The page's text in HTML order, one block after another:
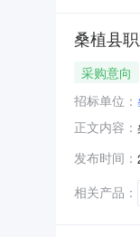
桑植县
采购意向
招标单位：
正文内容：
发布时间：
相关产品：